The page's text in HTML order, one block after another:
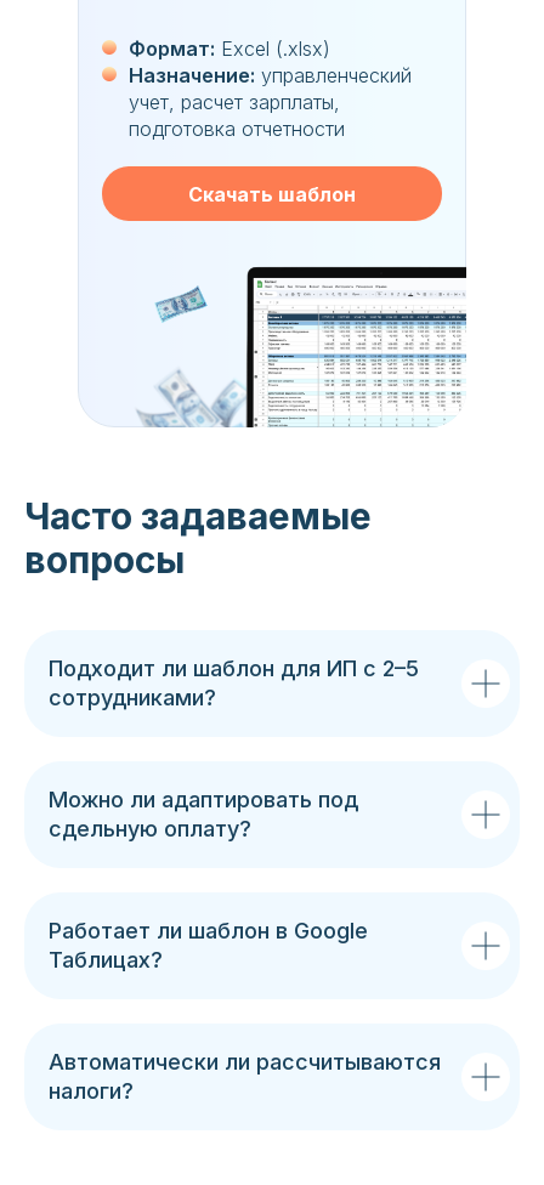
Скачать шаблон
Формат: Excel (.xlsx)
Назначение: управленческий
учет, расчет зарплаты,
подготовка отчетности
Часто задаваемые
вопросы
Подходит ли шаблон для ИП с 2–5
сотрудниками?
Можно ли адаптировать под
сдельную оплату?
Работает ли шаблон в Google
Таблицах?
Автоматически ли рассчитываются
налоги?